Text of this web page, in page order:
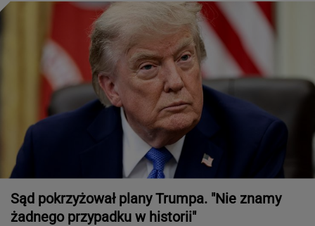
Sąd pokrzyżował plany Trumpa. "Nie znamy
żadnego przypadku w historii"